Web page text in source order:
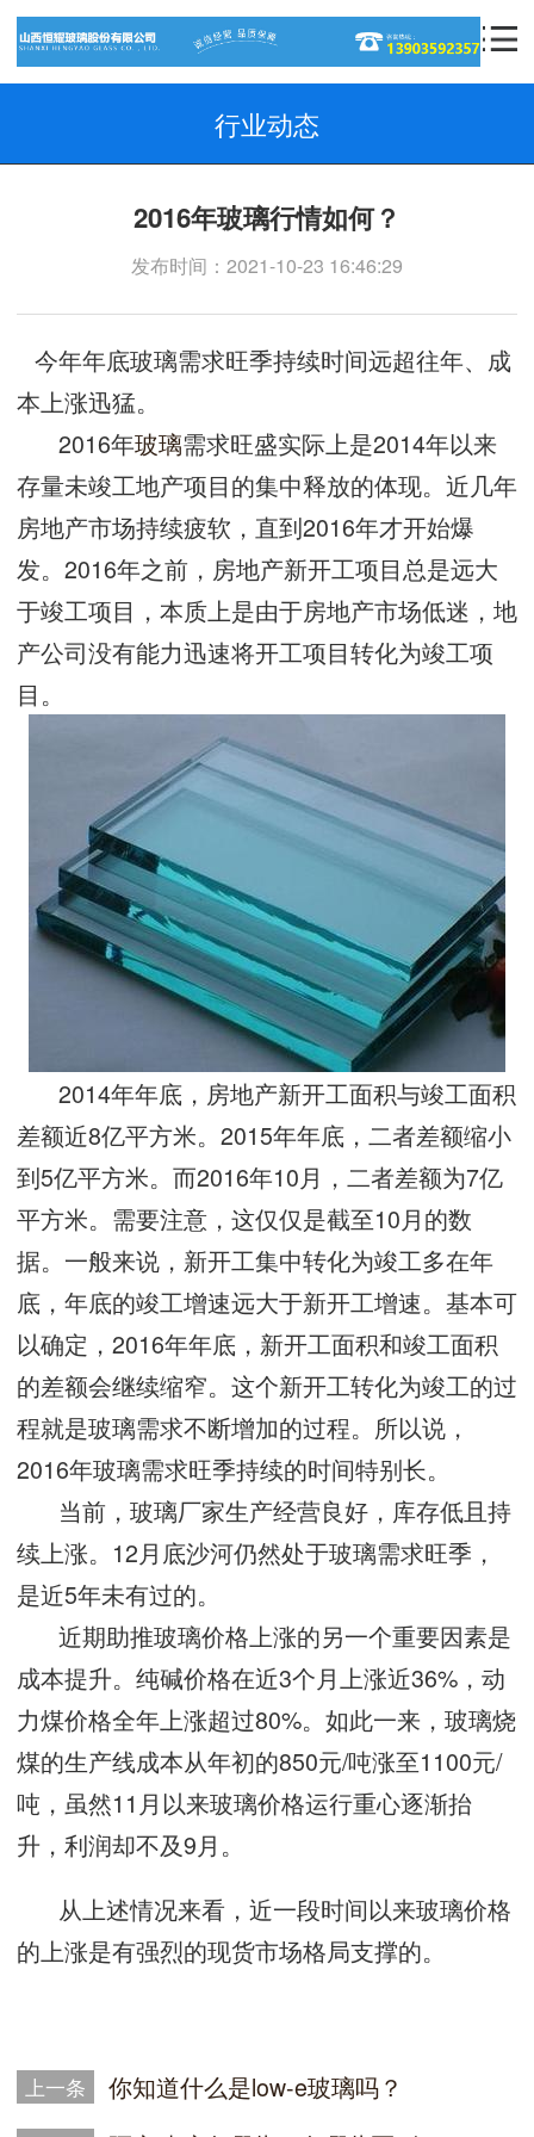
行业动态
2016年玻璃行情如何？
发布时间：2021-10-23 16:46:29
今年年底玻璃需求旺季持续时间远超往年、成
本上涨迅猛。
2016年玻璃需求旺盛实际上是2014年以来
存量未竣工地产项目的集中释放的体现。近几年
房地产市场持续疲软，直到2016年才开始爆
发。2016年之前，房地产新开工项目总是远大
于竣工项目，本质上是由于房地产市场低迷，地
产公司没有能力迅速将开工项目转化为竣工项
目。
2014年年底，房地产新开工面积与竣工面积
差额近8亿平方米。2015年年底，二者差额缩小
到5亿平方米。而2016年10月，二者差额为7亿
平方米。需要注意，这仅仅是截至10月的数
据。一般来说，新开工集中转化为竣工多在年
底，年底的竣工增速远大于新开工增速。基本可
以确定，2016年年底，新开工面积和竣工面积
的差额会继续缩窄。这个新开工转化为竣工的过
程就是玻璃需求不断增加的过程。所以说，
2016年玻璃需求旺季持续的时间特别长。
当前，玻璃厂家生产经营良好，库存低且持
续上涨。12月底沙河仍然处于玻璃需求旺季，
是近5年未有过的。
近期助推玻璃价格上涨的另一个重要因素是
成本提升。纯碱价格在近3个月上涨近36%，动
力煤价格全年上涨超过80%。如此一来，玻璃烧
煤的生产线成本从年初的850元/吨涨至1100元/
吨，虽然11月以来玻璃价格运行重心逐渐抬
升，利润却不及9月。
从上述情况来看，近一段时间以来玻璃价格
的上涨是有强烈的现货市场格局支撑的。
上一条 你知道什么是low-e玻璃吗？